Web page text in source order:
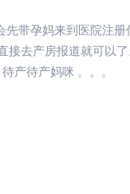
先带孕妈来到医院注
接去产房报道就可以
产待产妈咪 。。。